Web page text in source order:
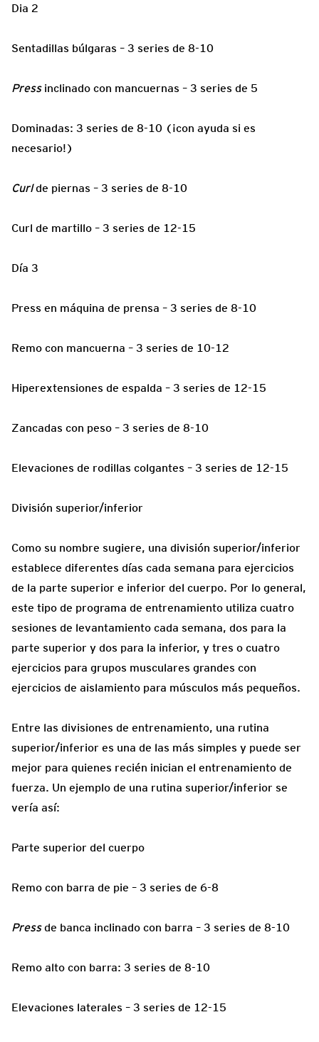
Dia 2
Sentadillas búlgaras – 3 series de 8-10
Pressinclinado con mancuernas – 3 series de 5
Dominadas: 3 series de 8-10 (¡con ayuda si es
necesario!)
Curlde piernas – 3 series de 8-10
Curl de martillo – 3 series de 12-15
Día 3
Press en máquina de prensa – 3 series de 8-10
Remo con mancuerna – 3 series de 10-12
Hiperextensiones de espalda – 3 series de 12-15
Zancadas con peso – 3 series de 8-10
Elevaciones de rodillas colgantes – 3 series de 12-15
División superior/inferior
Como su nombre sugiere, una división superior/inferior
establece diferentes días cada semana para ejercicios
de la parte superior e inferior del cuerpo. Por lo general,
este tipo de programa de entrenamiento utiliza cuatro
sesiones de levantamiento cada semana, dos para la
parte superior y dos para la inferior, y tres o cuatro
ejercicios para grupos musculares grandes con
ejercicios de aislamiento para músculos más pequeños.
Entre las divisiones de entrenamiento, una rutina
superior/inferior es una de las más simples y puede ser
mejor para quienes recién inician el entrenamiento de
fuerza. Un ejemplo de una rutina superior/inferior se
vería así:
Parte superior del cuerpo
Remo con barra de pie – 3 series de 6-8
Pressde banca inclinado con barra – 3 series de 8-10
Remo alto con barra: 3 series de 8-10
Elevaciones laterales – 3 series de 12-15